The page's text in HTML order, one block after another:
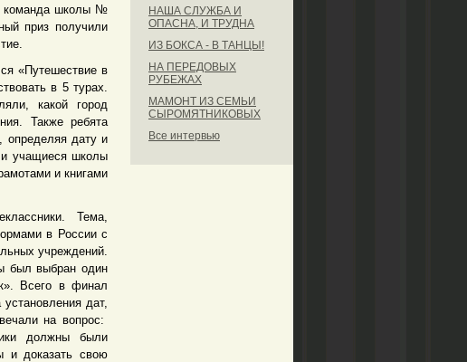
команда школы №
приз получили
«Путешествие в
в 5 турах.
какой город
Также ребята
определяя дату и
учащиеся школы
и книгами
Тема,
в России с
учреждений.
был выбран один
Всего в финал
дат,
на вопрос:
должны были
и доказать свою
НАША СЛУЖБА И
ОПАСНА, И ТРУДНА
ИЗ БОКСА - В ТАНЦЫ!
НА ПЕРЕДОВЫХ
РУБЕЖАХ
МАМОНТ ИЗ СЕМЬИ
СЫРОМЯТНИКОВЫХ
Все интервью